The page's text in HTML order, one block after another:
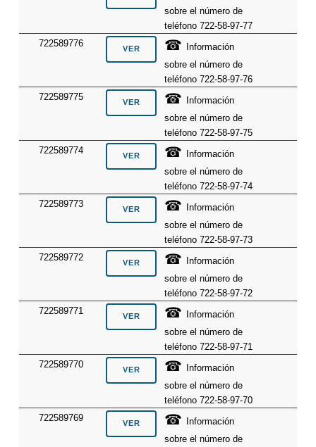
sobre el número de
teléfono 722-58-97-77
722589776
☎
Información
sobre el número de
teléfono 722-58-97-76
722589775
☎
Información
sobre el número de
teléfono 722-58-97-75
722589774
☎
Información
sobre el número de
teléfono 722-58-97-74
722589773
☎
Información
sobre el número de
teléfono 722-58-97-73
722589772
☎
Información
sobre el número de
teléfono 722-58-97-72
722589771
☎
Información
sobre el número de
teléfono 722-58-97-71
722589770
☎
Información
sobre el número de
teléfono 722-58-97-70
722589769
☎
Información
sobre el número de